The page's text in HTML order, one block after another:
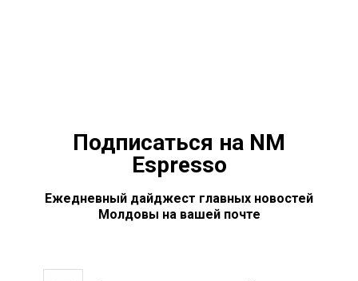
Подписаться на NM
Espresso
Ежедневный дайджест главных новостей
Молдовы на вашей почте